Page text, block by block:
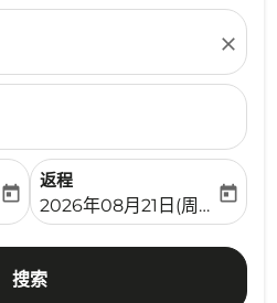
close
date-aria-label
today
返程
fc-booking-return-date-
2026年08月21日(周五)
today
搜索